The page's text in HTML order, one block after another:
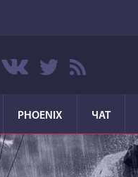
PHOENIX ЧАТ